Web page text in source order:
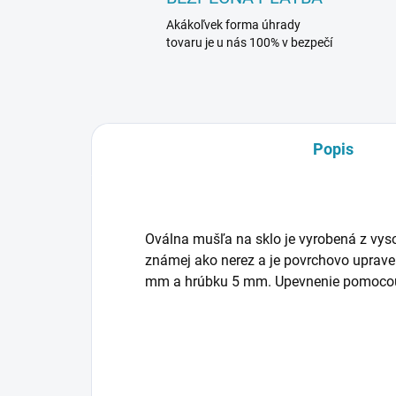
Akákoľvek forma úhrady
tovaru je u nás 100% v bezpečí
Popis
Oválna mušľa na sklo je vyrobená z
známej ako nerez a je povrchovo
mm a hrúbku 5 mm. Upevnenie